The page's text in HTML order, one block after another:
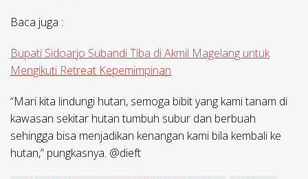
Baca juga :
Bupati Sidoarjo Subandi Tiba di Akmil Magelang untuk
Mengikuti Retreat Kepemimpinan
“Mari kita lindungi hutan, semoga bibit yang kami tanam di
kawasan sekitar hutan tumbuh subur dan berbuah
sehingga bisa menjadikan kenangan kami bila kembali ke
hutan,” pungkasnya. @dieft